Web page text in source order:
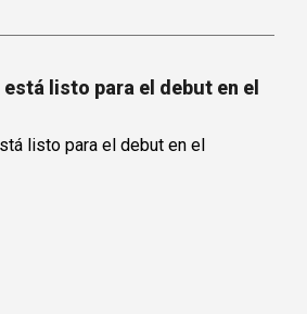
listo para el debut en el